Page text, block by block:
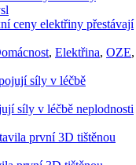
ceny elektřiny přestávají
, Elektřina, OZE,
síly v léčbě neplodnosti